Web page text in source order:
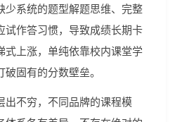
少系统的题型解题思维、完整
试作答习惯，导致成绩长期卡
式上涨，单纯依靠校内课堂学
固有的分数壁垒。
出不穷，不同品牌的课程模